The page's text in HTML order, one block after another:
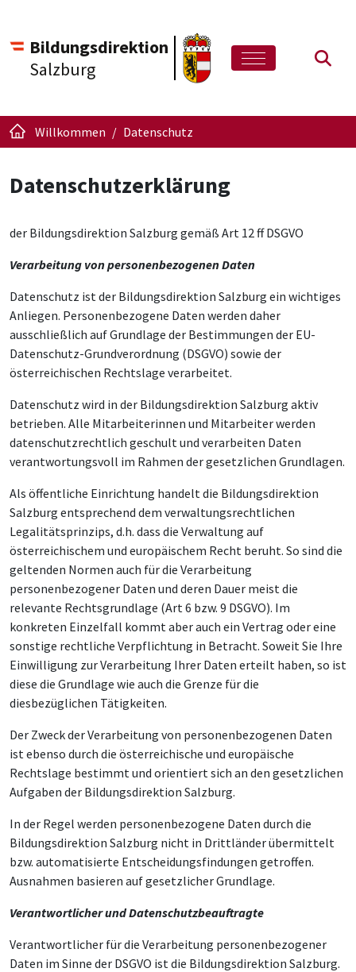
Bildungsdirektion
Salzburg
Willkommen Datenschutz
Datenschutzerklärung
der Bildungsdirektion Salzburg gemäß Art 12 ff DSGVO
Verarbeitung von personenbezogenen Daten
Datenschutz ist der Bildungsdirektion Salzburg ein wichtiges
Anliegen. Personenbezogene Daten werden daher
ausschließlich auf Grundlage der Bestimmungen der EU-
Datenschutz-Grundverordnung (DSGVO) sowie der
österreichischen Rechtslage verarbeitet.
Datenschutz wird in der Bildungsdirektion Salzburg aktiv
betrieben. Alle Mitarbeiterinnen und Mitarbeiter werden
datenschutzrechtlich geschult und verarbeiten Daten
verantwortungsvoll im Rahmen der gesetzlichen Grundlagen.
Als öffentliche Einrichtung handelt die Bildungsdirektion
Salzburg entsprechend dem verwaltungsrechtlichen
Legalitätsprinzips, d.h. dass die Verwaltung auf
österreichischem und europäischem Recht beruht. So sind die
geltenden Normen auch für die Verarbeitung
personenbezogener Daten und deren Dauer meist die
relevante Rechtsgrundlage (Art 6 bzw. 9 DSGVO). Im
konkreten Einzelfall kommt aber auch ein Vertrag oder eine
sonstige rechtliche Verpflichtung in Betracht. Soweit Sie Ihre
Einwilligung zur Verarbeitung Ihrer Daten erteilt haben, so ist
diese die Grundlage wie auch die Grenze für die
diesbezüglichen Tätigkeiten.
Der Zweck der Verarbeitung von personenbezogenen Daten
ist ebenso durch die österreichische und europäische
Rechtslage bestimmt und orientiert sich an den gesetzlichen
Aufgaben der Bildungsdirektion Salzburg.
In der Regel werden personenbezogene Daten durch die
Bildungsdirektion Salzburg nicht in Drittländer übermittelt
bzw. automatisierte Entscheidungsfindungen getroffen.
Ausnahmen basieren auf gesetzlicher Grundlage.
Verantwortlicher und Datenschutzbeauftragte
Verantwortlicher für die Verarbeitung personenbezogener
Daten im Sinne der DSGVO ist die Bildungsdirektion Salzburg.